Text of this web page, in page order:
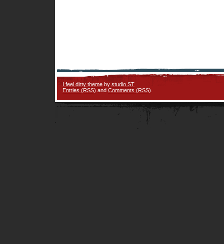
I feel dirty theme by studio ST
Entries (RSS) and Comments (RSS)